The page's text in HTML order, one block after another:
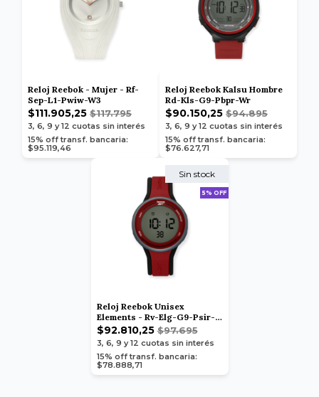
Reloj Reebok - Mujer - Rf-
Sep-L1-Pwiw-W3
$111.905,25 $117.795
3, 6, 9 y 12 cuotas sin interés
15% off transf. bancaria:
$95.119,46
Reloj Reebok Kalsu Hombre
Rd-Kls-G9-Pbpr-Wr
$90.150,25 $94.895
3, 6, 9 y 12 cuotas sin interés
15% off transf. bancaria:
$76.627,71
Sin stock
5% OFF
Reloj Reebok Unisex
Elements - Rv-Elg-G9-Psir-
Wb
$92.810,25$97.695
3, 6, 9 y 12 cuotas sin interés
15% off transf. bancaria:
$78.888,71